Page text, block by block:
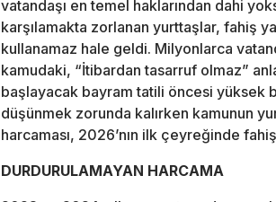
vatandaşı en temel haklarından dahi
karşılamakta zorlanan yurttaşlar, fahiş
kullanamaz hale geldi. Milyonlarca
kamudaki, “İtibardan tasarruf olmaz”
başlayacak bayram tatili öncesi yüksek
düşünmek zorunda kalırken kamunun
harcaması, 2026’nın ilk çeyreğinde
DURDURULAMAYAN HARCAMA